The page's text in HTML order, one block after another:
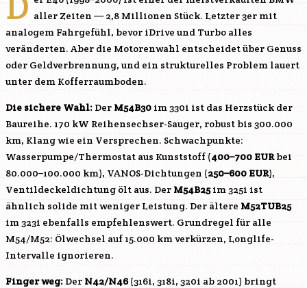
aller Zeiten — 2,8 Millionen Stück. Letzter 3er mit
analogem Fahrgefühl, bevor iDrive und Turbo alles
veränderten. Aber die Motorenwahl entscheidet über Genuss
oder Geldverbrennung, und ein strukturelles Problem lauert
unter dem Kofferraumboden.
Die sichere Wahl: Der M54B30 im 330i ist das Herzstück der
Baureihe. 170 kW Reihensechser-Sauger, robust bis 300.000
km, Klang wie ein Versprechen. Schwachpunkte:
Wasserpumpe/Thermostat aus Kunststoff (400–700 EURbei
80.000–100.000 km), VANOS-Dichtungen (250–600 EUR),
Ventildeckeldichtung ölt aus. Der M54B25im 325i ist
ähnlich solide mit weniger Leistung. Der ältere M52TUB25
im 323i ebenfalls empfehlenswert. Grundregel für alle
M54/M52: Ölwechsel auf 15.000 km verkürzen, Longlife-
Intervalle ignorieren.
Finger weg: Der N42/N46(316i, 318i, 320i ab 2001) bringt